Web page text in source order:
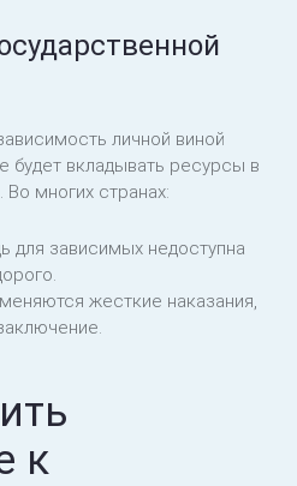
личной виной
будет вкладывать ресурсы в
многих странах:
для зависимых недоступна
жесткие наказания,
к